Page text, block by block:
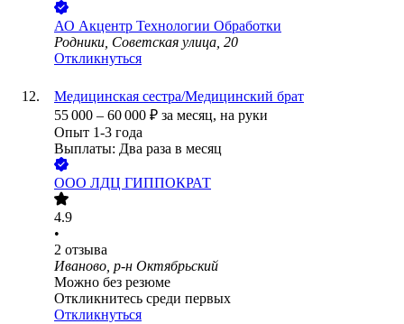
АО Акцентр Технологии Обработки
Родники, Советская улица, 20
Откликнуться
Медицинская сестра/Медицинский брат
55 000 – 60 000 ₽ за месяц, на руки
Опыт 1-3 года
Выплаты: Два раза в месяц
ООО ЛДЦ ГИППОКРАТ
4.9
•
2 отзыва
Иваново, р-н Октябрьский
Можно без резюме
Откликнитесь среди первых
Откликнуться